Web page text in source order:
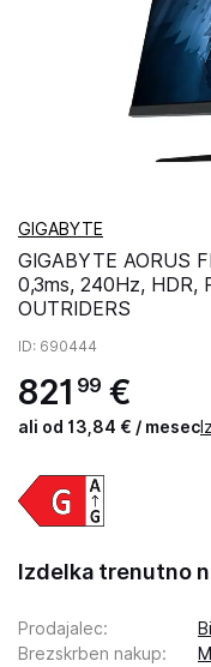
GIGABYTE
GIGABYTE AORUS
0,3ms, 240Hz, HDR,
OUTRIDERS
ID: 690444
821 99 €
ali od 13,84 € / mesec
Izdelka trenutno
Prodajalec:
Brezskrben nakup: